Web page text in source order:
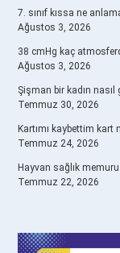
7. sınıf kıssa ne
Ağustos 3, 2026
38 cmHg kaç
Ağustos 3, 2026
Şişman bir kadın nasıl
Temmuz 30, 2026
Kartımı kaybettim
Temmuz 24, 2026
Hayvan sağlık
Temmuz 22, 2026